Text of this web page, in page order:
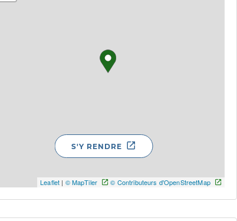
Leaflet | © MapTiler © Contributeurs d'OpenStreetMap
S'Y RENDRE